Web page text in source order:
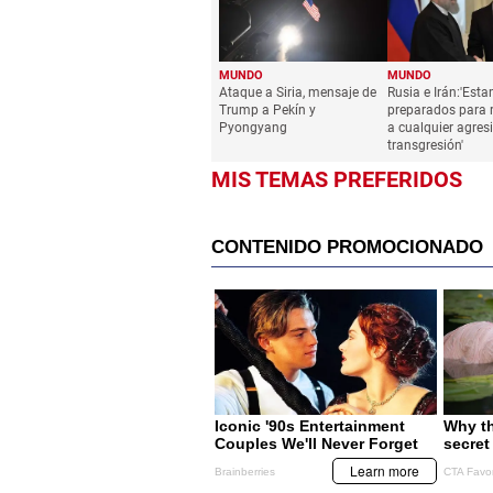
MUNDO
Ataque a Siria, mensaje de
Trump a Pekín y
Pyongyang
MUNDO
Rusia e
preparados para
a cualquier
transgresión'
MIS TEMAS PREFERIDOS